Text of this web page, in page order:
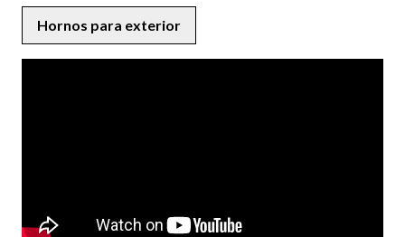
Hornos para exterior